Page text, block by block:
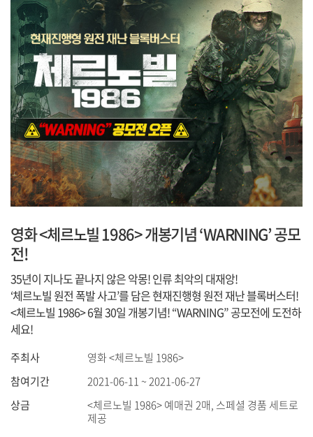
영화 <체르노빌 1986> 개봉기념 ‘WARNING’ 공모
전!
35년이 지나도 끝나지 않은 악몽! 인류 최악의 대재앙!
‘체르노빌 원전 폭발 사고’를 담은 현재진행형 원전 재난 블록버스터!
<체르노빌 1986> 6월 30일 개봉기념! “WARNING” 공모전에 도전하
세요!
주최사
영화 <체르노빌 1986>
참여기간
2021-06-11 ~ 2021-06-27
상금
<체르노빌 1986> 예매권 2매, 스페셜 경품 세트로
제공